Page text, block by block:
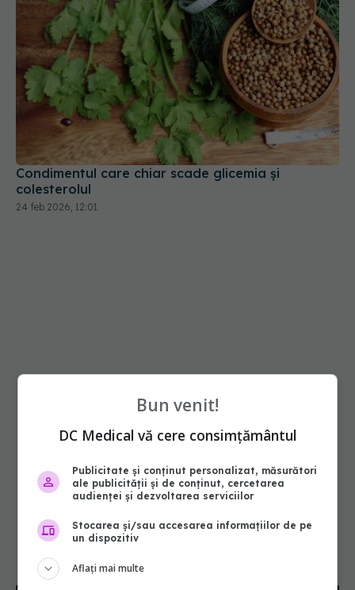
Condimentul care chiar scade glicemia și
colesterolul
24 feb 2026, 12:01
Bun venit!
DC Medical vă cere consimțământul
Publicitate și conținut personalizat, măsurători
ale publicității și de conținut, cercetarea
audienței și dezvoltarea serviciilor
Stocarea și/sau accesarea informațiilor de pe
un dispozitiv
Aflați mai multe